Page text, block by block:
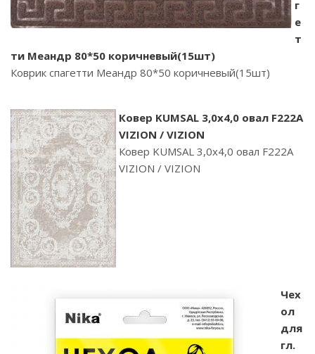
г
е
т
ти Меандр 80*50 коричневый(15шт)
Коврик спагетти Меандр 80*50 коричневый(15шт)
Ковер KUMSAL 3,0х4,0 овал F222A
VIZION / VIZION
Ковер KUMSAL 3,0х4,0 овал F222A
VIZION / VIZION
Чех
ол
для
гл.